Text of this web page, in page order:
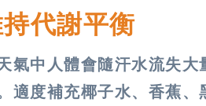
代謝平衡
氣中人體會隨汗水流失
適度補充椰子水、香蕉